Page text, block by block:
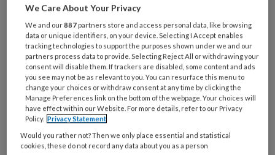
Wil je dit artikel lezen?
Maak gratis een account aan en lees 2
artikelen gratis per maand
Al een account of abonnement?Log dan in
Wat
We Care About Your Privacy
We and our887 partners store and access personal data, like browsing
data or unique identifiers, on your device. Selecting I Accept enables
tracking technologies to support the purposes shown under we and our
partners process data to provide. Selecting Reject All or withdrawing your
consent will disable them. If trackers are disabled, some content and ads
you see may not be as relevant to you. You can resurface this menu to
change your choices or withdraw consent at any time by clicking the
Manage Preferences link on the bottom of the webpage. Your choices will
have effect within our Website. For more details, refer to our Privacy
Policy. Privacy Statement
Would you rather not? Then we only place essential and statistical
cookies, these do not record any data about you as a person